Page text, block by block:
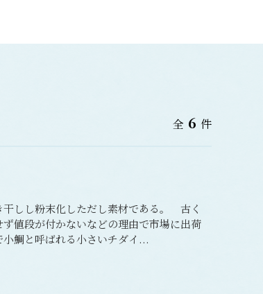
全 6 件
しし粉末化しただし素材である。 古く
値段が付かないなどの理由で市場に出荷
鯛と呼ばれる小さいチダイ...